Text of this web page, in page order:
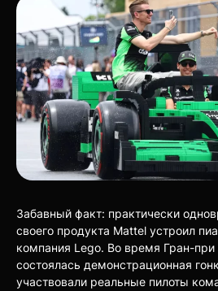
Забавный факт: практически
своего продукта Mattel устроил
компания Lego. Во время Гран-
состоялась демонстрационная
участвовали реальные пилоты